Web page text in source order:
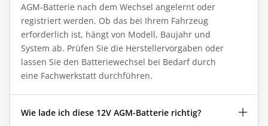
AGM-Batterie nach dem Wechsel angelernt oder
registriert werden. Ob das bei Ihrem Fahrzeug
erforderlich ist, hängt von Modell, Baujahr und
System ab. Prüfen Sie die Herstellervorgaben oder
lassen Sie den Batteriewechsel bei Bedarf durch
eine Fachwerkstatt durchführen.
Wie lade ich diese 12V AGM-Batterie richtig?